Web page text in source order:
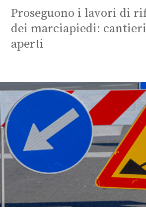
Proseguono i lavori di
dei marciapiedi:
aperti